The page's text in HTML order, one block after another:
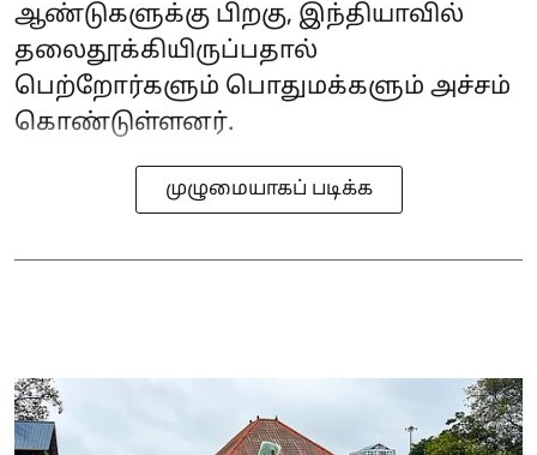
ஆண்டுகளுக்கு பிறகு, இந்தியாவில்
தலைதூக்கியிருப்பதால்
பெற்றோர்களும் பொதுமக்களும் அச்சம்
கொண்டுள்ளனர்.
முழுமையாகப் படிக்க